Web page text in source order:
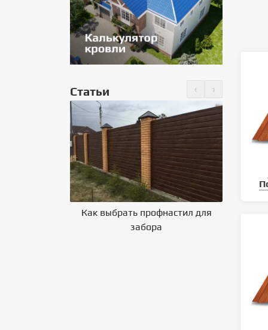
Статьи ‹ ›
Как выбрать профнастил для
забора